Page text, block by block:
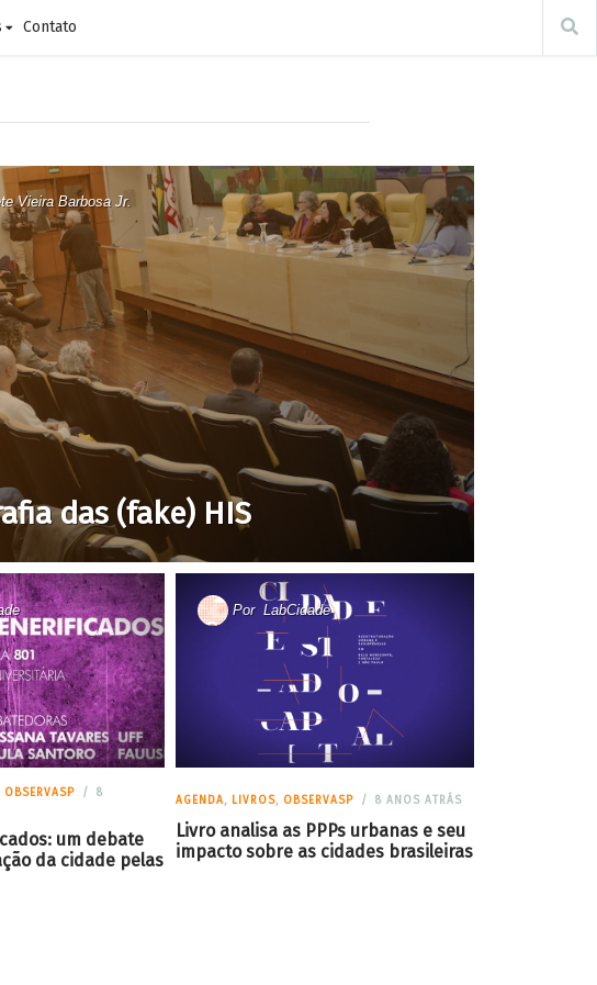
Contato
Vieira Barbosa Jr.
das (fake) HIS
OBSERVASP
8
um debate
da cidade pelas
Por LabCidade
AGENDA, LIVROS, OBSERVASP 8 ANOS ATRÁS
Livro analisa as PPPs urbanas e seu
impacto sobre as cidades brasileiras